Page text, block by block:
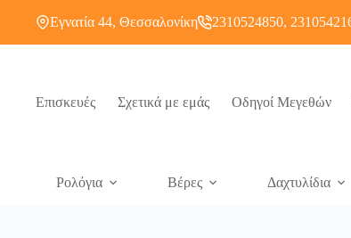
Εγνατία 44, Θεσσαλονίκη 2310524850,
Επισκευές Σχετικά με εμάς Οδηγοί Μεγεθών
Ρολόγια Βέρες Δαχτυλίδια